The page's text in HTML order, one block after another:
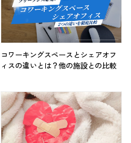
コワーキングスペースとシェアオフ
ィスの違いとは？他の施設との比較